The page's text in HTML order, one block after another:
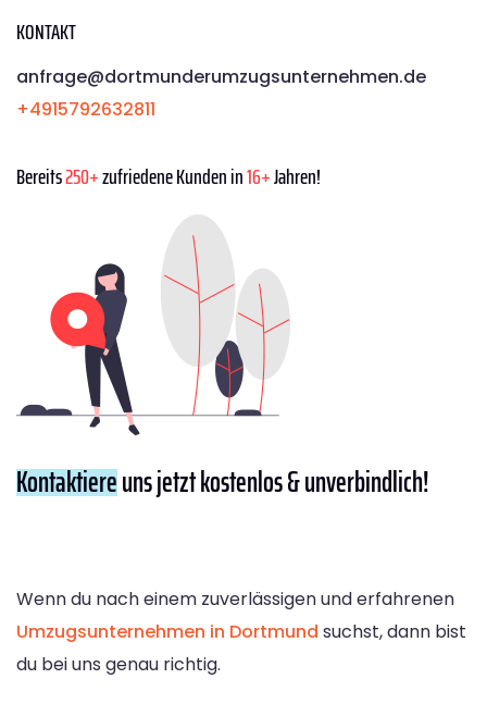
KONTAKT
anfrage@dortmunderumzugsunternehmen.de
+4915792632811
Bereits250+zufriedene Kunden in16+Jahren!
Kontaktiereuns jetzt kostenlos & unverbindlich!
Wenn du nach einem zuverlässigen und erfahrenen
Umzugsunternehmen in Dortmund suchst, dann bist
du bei uns genau richtig.